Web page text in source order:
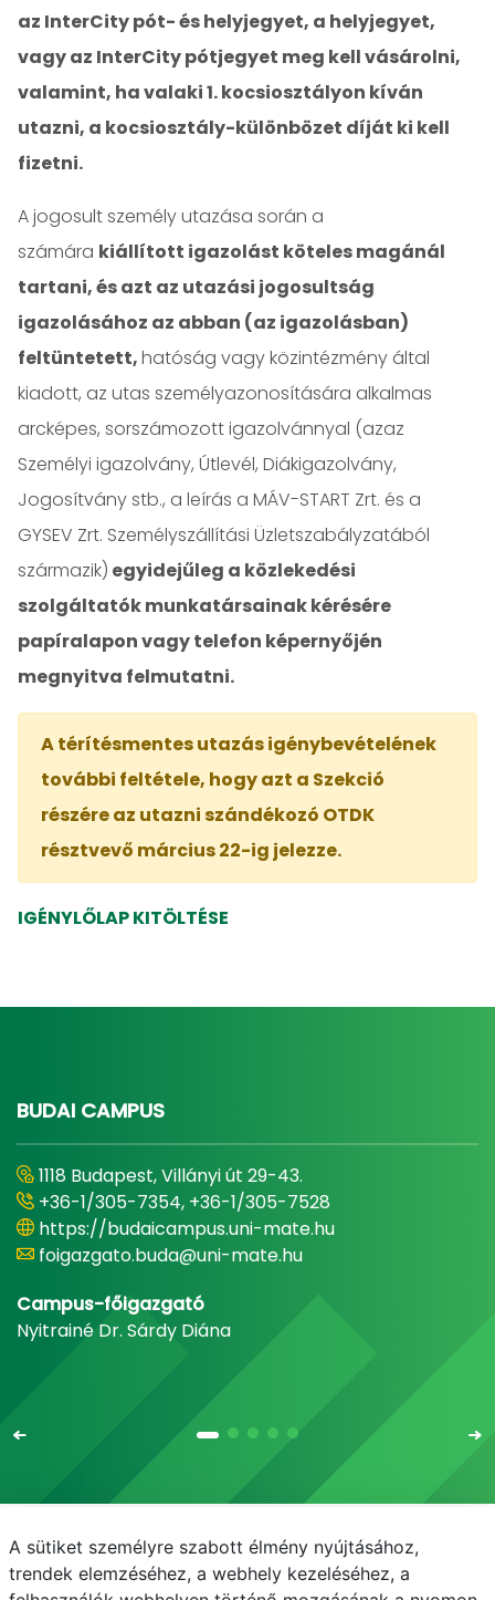
az InterCity pót- és helyjegyet, a helyjegyet,
vagy az InterCity pótjegyet meg kell vásárolni,
valamint, ha valaki 1. kocsiosztályon kíván
utazni, a kocsiosztály-különbözet díját ki kell
fizetni.
A jogosult személy utazása során a
számára kiállított igazolást köteles magánál
tartani, és azt az utazási jogosultság
igazolásához az abban (az igazolásban)
feltüntetett,hatóság vagy közintézmény által
kiadott, az utas személyazonosítására alkalmas
arcképes, sorszámozott igazolvánnyal (azaz
Személyi igazolvány, Útlevél, Diákigazolvány,
Jogosítvány stb., a leírás a MÁV-START Zrt. és a
GYSEV Zrt. Személyszállítási Üzletszabályzatából
származik) egyidejűleg a közlekedési
szolgáltatók munkatársainak kérésére
papíralapon vagy telefon képernyőjén
megnyitva felmutatni.
A térítésmentes utazás igénybevételének
további feltétele, hogy azt a Szekció
részére az utazni szándékozó OTDK
résztvevő március 22-ig jelezze.
IGÉNYLŐLAP KITÖLTÉSE
BUDAI CAMPUS
1118 Budapest, Villányi út 29-43.
+36-1/305-7354, +36-1/305-7528
https://budaicampus.uni-mate.hu
foigazgato.buda@uni-mate.hu
Campus-főigazgató
Nyitrainé Dr. Sárdy Diána
Email Telefonkönyv NEPTUN
E-learning
A sütiket személyre szabott élmény nyújtásához,
trendek elemzéséhez, a webhely kezeléséhez, a